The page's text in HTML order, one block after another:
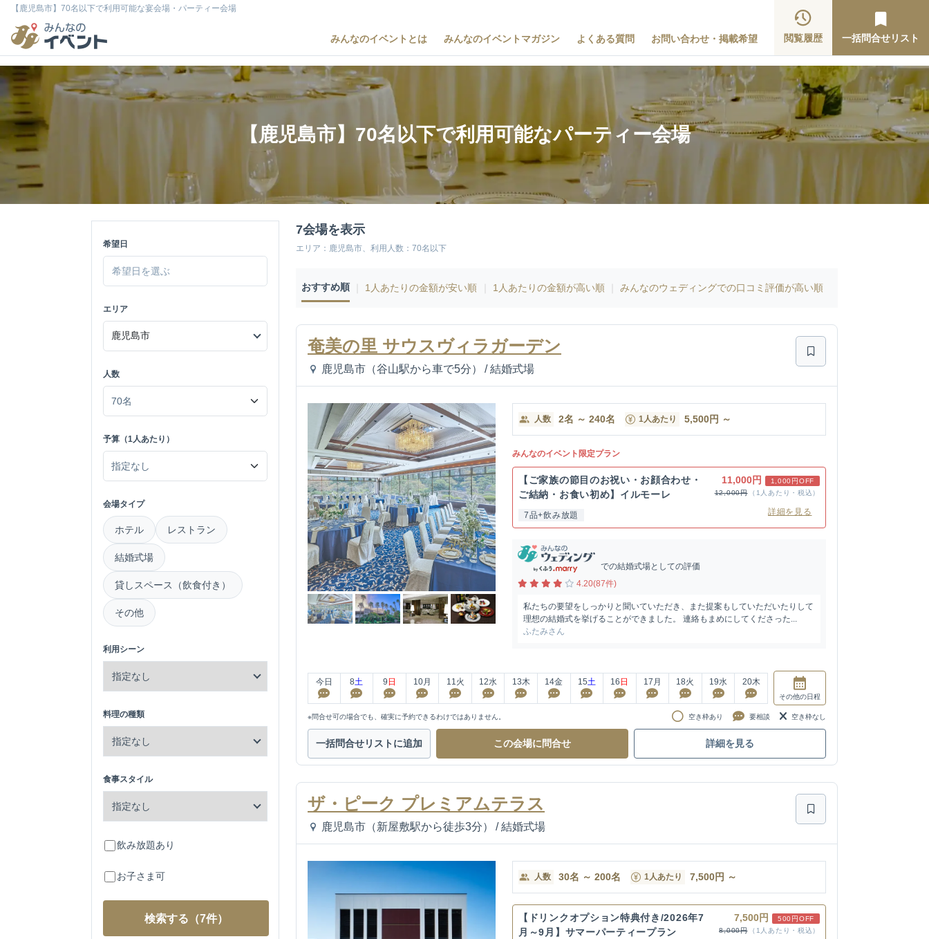
【鹿児島市】70名以下で利用可能な宴会場・パーティー会場
みんなのイベントとは みんなのイベントマガジン よくある質問 お問い合わせ・掲載希望 閲覧履歴 一括問合せリスト
【鹿児島市】70名以下で利用可能なパーティー会場
希望日
エリア
人数
予算（1人あたり）
会場タイプ
ホテル レストラン
結婚式場
貸しスペース（飲食付き）
その他
利用シーン
料理の種類
食事スタイル
飲み放題あり
お子さま可
検索する （7件）
7会場を表示
エリア：鹿児島市、利用人数：70名以下
おすすめ順 1人あたりの金額が安い順 1人あたりの金額が高い順 みんなのウェディングでの口コミ評価が高い順
奄美の里 サウスヴィラガーデン
鹿児島市（谷山駅から車で5分） / 結婚式場
人数 2名 ～ 240名 1人あたり 5,500円 ～
みんなのイベント限定プラン
【ご家族の節目のお祝い・お顔合わせ・
ご結納・お食い初め】イルモーレ
7品+飲み放題
11,000円
1,000円OFF
12,000円
（1人あたり・税込）
詳細を見る
での結婚式場としての評価
4.20(87件)
私たちの要望をしっかりと聞いていただき、また提案もしていただいたりして
理想の結婚式を挙げることができました。 連絡もまめにしてくださった...
ふたみさん
今日 8土 9 日 10月 11火 12水 13木 14金 15土 16 日 17 月 18火 19水 20木
その他の日程
※問合せ可の場合でも、確実に予約できるわけではありません。 空き枠あり 要相談 空き枠なし
一括問合せリストに追加 この会場に問合せ 詳細を見る
ザ・ピーク プレミアムテラス
鹿児島市（新屋敷駅から徒歩3分） / 結婚式場
人数 30名 ～ 200名 1人あたり 7,500円 ～
【ドリンクオプション特典付き/2026年7
月～9月】サマーパーティープラン
7,500円
500円OFF
8,000円
（1人あたり・税込）